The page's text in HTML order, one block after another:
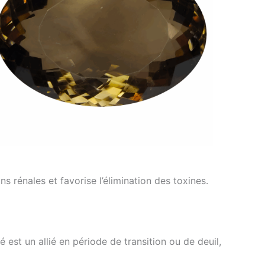
rénales et favorise l’élimination des toxines.
est un allié en période de transition ou de deuil,